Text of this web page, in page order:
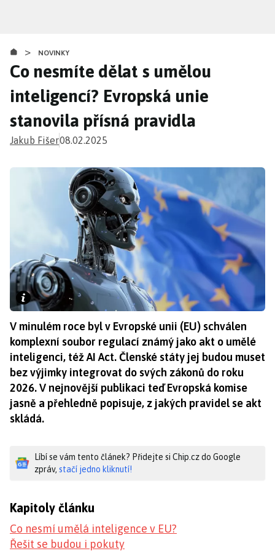
obsahu
> NOVINKY
Co nesmíte dělat s umělou
inteligencí? Evropská unie
stanovila přísná pravidla
Jakub Fišer08.02.2025
V minulém roce byl v Evropské unii (EU) schválen
komplexní soubor regulací známý jako akt o umělé
inteligenci, též AI Act. Členské státy jej budou muset
bez výjimky integrovat do svých zákonů do roku
2026. V nejnovější publikaci teď Evropská komise
jasně a přehledně popisuje, z jakých pravidel se akt
skládá.
Líbí se vám tento článek? Přidejte si Chip.cz do Google
zpráv, stačí jedno kliknutí!
Kapitoly článku
Co nesmí umělá inteligence v EU?
Řešit se budou i pokuty